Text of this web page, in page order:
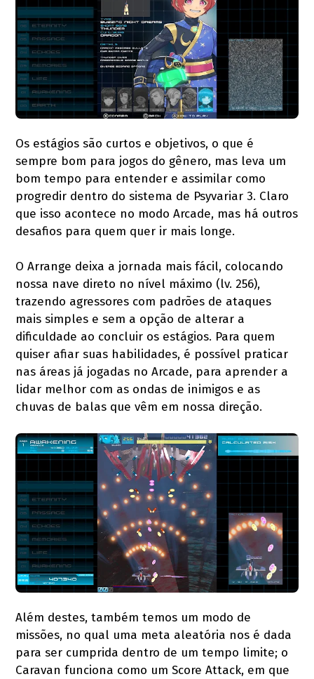
Os estágios são curtos e objetivos, o que é
sempre bom para jogos do gênero, mas leva um
bom tempo para entender e assimilar como
progredir dentro do sistema de Psyvariar 3. Claro
que isso acontece no modo Arcade, mas há outros
desafios para quem quer ir mais longe.
O Arrange deixa a jornada mais fácil, colocando
nossa nave direto no nível máximo (lv. 256),
trazendo agressores com padrões de ataques
mais simples e sem a opção de alterar a
dificuldade ao concluir os estágios. Para quem
quiser afiar suas habilidades, é possível praticar
nas áreas já jogadas no Arcade, para aprender a
lidar melhor com as ondas de inimigos e as
chuvas de balas que vêm em nossa direção.
Além destes, também temos um modo de
missões, no qual uma meta aleatória nos é dada
para ser cumprida dentro de um tempo limite; o
Caravan funciona como um Score Attack, em que